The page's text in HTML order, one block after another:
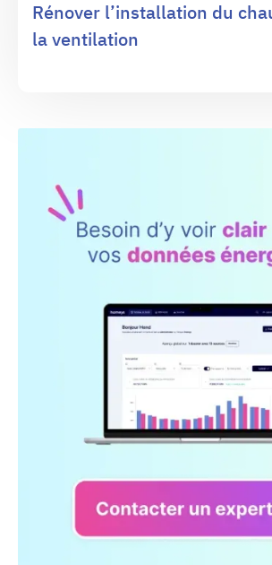
Rénover l’installation du
la ventilation